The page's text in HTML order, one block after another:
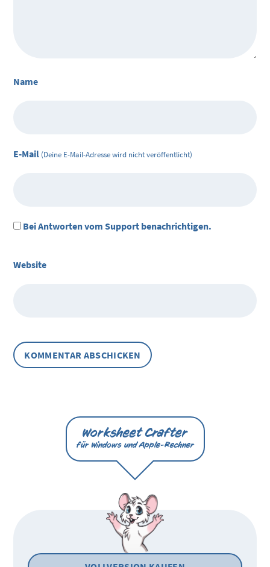
Name
E-Mail (Deine E-Mail-Adresse wird nicht veröffentlicht)
Bei Antworten vom Support benachrichtigen.
Website
Worksheet Crafter
für Windows und Apple-Rechner